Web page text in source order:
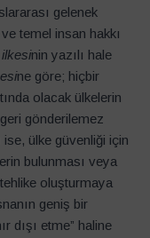
gelenek
temel insan hakkı
nin yazılı hale
ne göre; hiçbir
olacak ülkelerin
gönderilemez
ülke güvenliği için
bulunması veya
oluşturmaya
geniş bir
dışı etme” haline